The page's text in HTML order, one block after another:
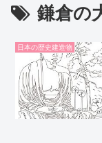
鎌倉の
日本の歴史建造物